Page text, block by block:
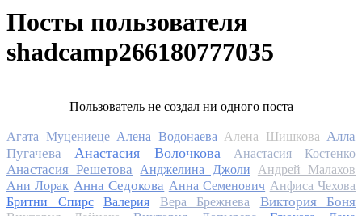
Посты пользователя
shadcamp266180777035
Пользователь не создал ни одного поста
Агата Муцениеце Алена Водонаева Алена Шишкова Алла
Пугачева
Анастасия Волочкова Анастасия Костенко
Анастасия Решетова Анджелина Джоли
Андрей Малахов
Ани Лорак Анна Седокова Анна Семенович Анфиса Чехова
Бритни Спирс
Валерия Вера Брежнева Виктория Боня